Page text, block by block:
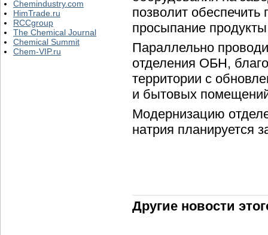
Chemindustry.com
HimTrade.ru
RCCgroup
The Chemical Journal
Chemical Summit
Chem-VIP.ru
позволит обеспечить
просыпание
Параллельно
отделения ОБН,
территории с
и бытовых
Модернизацию
натрия планируется
Другие новости